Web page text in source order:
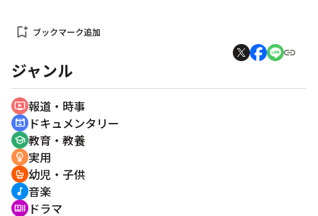
bookmark_add ブックマーク追加
ジャンル
ondemand_video 報道・時事
cinematic_blur ドキュメンタリー
school 教育・教養
emoji_objects 実用
crib 幼児・子供
music_note 音楽
recent_actors ドラマ